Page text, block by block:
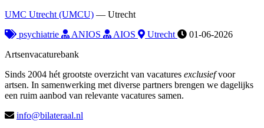
UMC Utrecht (UMCU) — Utrecht
psychiatrie
ANIOS AIOS Utrecht
01-06-2026
Artsenvacaturebank
Sinds 2004 hét grootste overzicht van vacatures exclusiefvoor
artsen. In samenwerking met diverse partners brengen we dagelijks
een ruim aanbod van relevante vacatures samen.
info@bilateraal.nl